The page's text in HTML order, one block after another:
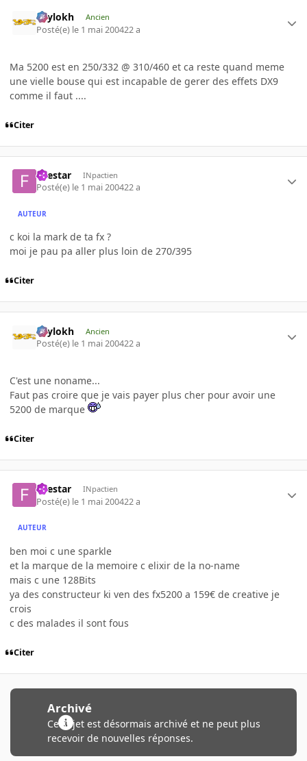
Psylokh Ancien
Posté(e) le 1 mai 200422 a
Ma 5200 est en 250/332 @ 310/460 et ca reste quand meme
une vielle bouse qui est incapable de gerer des effets DX9
comme il faut ....
Citer
firestar INpactien
Posté(e) le 1 mai 200422 a
AUTEUR
c koi la mark de ta fx ?
moi je pau pa aller plus loin de 270/395
Citer
Psylokh Ancien
Posté(e) le 1 mai 200422 a
C'est une noname...
Faut pas croire que je vais payer plus cher pour avoir une
5200 de marque
Citer
firestar INpactien
Posté(e) le 1 mai 200422 a
AUTEUR
ben moi c une sparkle
et la marque de la memoire c elixir de la no-name
mais c une 128Bits
ya des constructeur ki ven des fx5200 a 159€ de creative je
crois
c des malades il sont fous
Citer
Archivé
Ce sujet est désormais archivé et ne peut plus
recevoir de nouvelles réponses.